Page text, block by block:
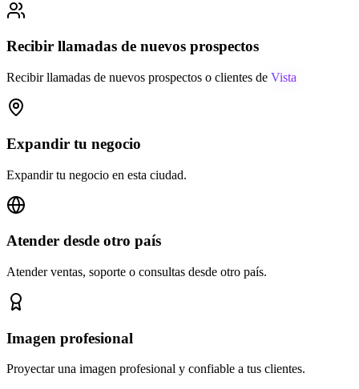
Recibir llamadas de nuevos prospectos
Recibir llamadas de nuevos prospectos o clientes de Vista
Expandir tu negocio
Expandir tu negocio en esta ciudad.
Atender desde otro país
Atender ventas, soporte o consultas desde otro país.
Imagen profesional
Proyectar una imagen profesional y confiable a tus clientes.